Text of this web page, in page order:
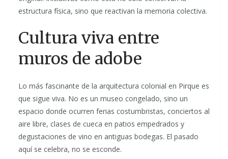
estructura física, sino que reactivan la memoria colectiva.
Cultura viva entre
muros de adobe
Lo más fascinante de la arquitectura colonial en Pirque es
que sigue viva. No es un museo congelado, sino un
espacio donde ocurren ferias costumbristas, conciertos al
aire libre, clases de cueca en patios empedrados y
degustaciones de vino en antiguas bodegas. El pasado
aquí se celebra, no se esconde.